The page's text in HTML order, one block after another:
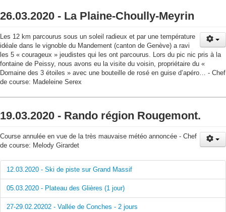
26.03.2020 - La Plaine-Choully-Meyrin
Les 12 km parcourus sous un soleil radieux et par une température
idéale dans le vignoble du Mandement (canton de Genève) a ravi
les 5 « courageux » jeudistes qui les ont parcourus. Lors du pic nic pris à la
fontaine de Peissy, nous avons eu la visite du voisin, propriétaire du «
Domaine des 3 étoiles » avec une bouteille de rosé en guise d’apéro… - Chef
de course: Madeleine Serex
19.03.2020 - Rando région Rougemont.
Course annulée en vue de la très mauvaise météo annoncée - Chef
de course: Melody Girardet
12.03.2020 - Ski de piste sur Grand Massif
05.03.2020 - Plateau des Glières (1 jour)
27-29.02.20202 - Vallée de Conches - 2 jours